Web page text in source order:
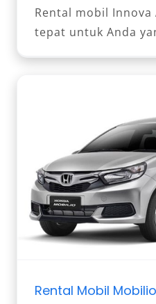
Rental mobil
tepat untuk Anda
Rental Mobil